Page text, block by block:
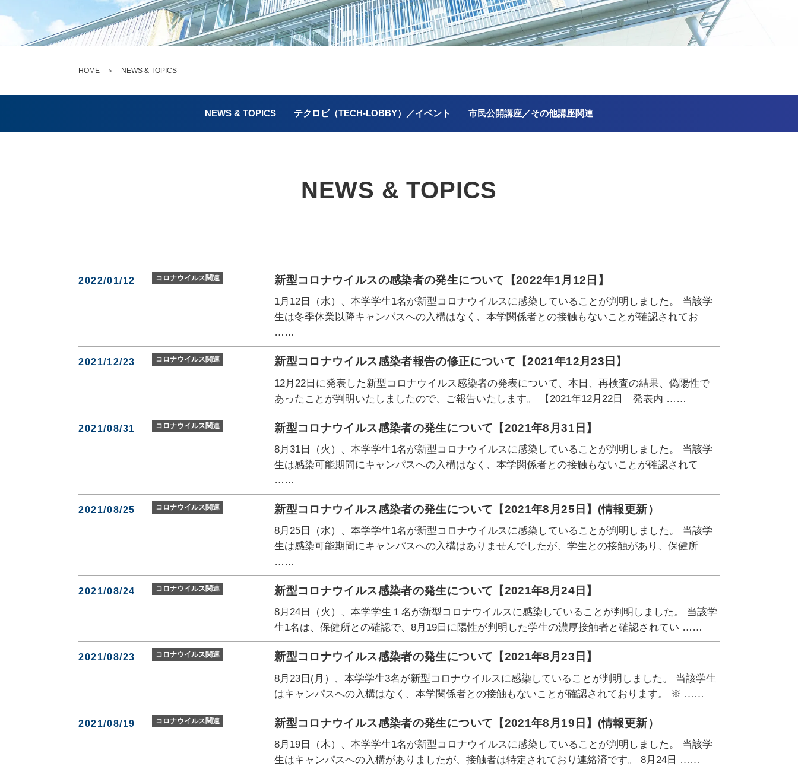
HOME ＞ NEWS & TOPICS
NEWS & TOPICS テクロビ（TECH-LOBBY）／イベント 市民公開講座／その他講座関連
NEWS & TOPICS
2022/01/12 コロナウイルス関連 新型コロナウイルスの感染者の発生について【2022年1月12日】
1月12日（水）、本学学生1名が新型コロナウイルスに感染していることが判明しました。 当該学
生は冬季休業以降キャンパスへの入構はなく、本学関係者との接触もないことが確認されてお
……
2021/12/23 コロナウイルス関連 新型コロナウイルス感染者報告の修正について【2021年12月23日】
12月22日に発表した新型コロナウイルス感染者の発表について、本日、再検査の結果、偽陽性で
あったことが判明いたしましたので、ご報告いたします。 【2021年12月22日 発表内 ……
2021/08/31 コロナウイルス関連 新型コロナウイルス感染者の発生について【2021年8月31日】
8月31日（火）、本学学生1名が新型コロナウイルスに感染していることが判明しました。 当該学
生は感染可能期間にキャンパスへの入構はなく、本学関係者との接触もないことが確認されて
……
2021/08/25 コロナウイルス関連 新型コロナウイルス感染者の発生について【2021年8月25日】(情報更新）
8月25日（水）、本学学生1名が新型コロナウイルスに感染していることが判明しました。 当該学
生は感染可能期間にキャンパスへの入構はありませんでしたが、学生との接触があり、保健所
……
2021/08/24 コロナウイルス関連 新型コロナウイルス感染者の発生について【2021年8月24日】
8月24日（火）、本学学生１名が新型コロナウイルスに感染していることが判明しました。 当該学
生1名は、保健所との確認で、8月19日に陽性が判明した学生の濃厚接触者と確認されてい ……
2021/08/23 コロナウイルス関連 新型コロナウイルス感染者の発生について【2021年8月23日】
8月23日(月）、本学学生3名が新型コロナウイルスに感染していることが判明しました。 当該学生
はキャンパスへの入構はなく、本学関係者との接触もないことが確認されております。 ※ ……
2021/08/19 コロナウイルス関連 新型コロナウイルス感染者の発生について【2021年8月19日】(情報更新）
8月19日（木）、本学学生1名が新型コロナウイルスに感染していることが判明しました。 当該学
生はキャンパスへの入構がありましたが、接触者は特定されており連絡済です。 8月24日 ……